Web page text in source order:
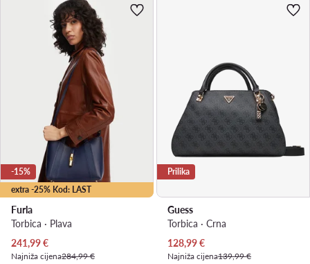
extra -25% Kod: LAST
-15%
Furla
Torbica · Plava
Trenutna cijena
241,99€
Najniža cijena284,99 €
Prilika
Guess
Torbica · Crna
Trenutna cijena
128,99€
Najniža cijena139,99 €